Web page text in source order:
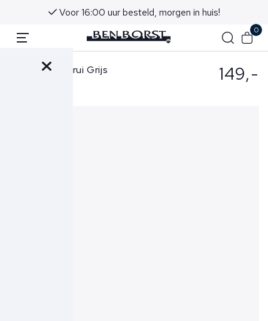
Voor 16:00 uur besteld, morgen in huis!
0
Gran Sasso Trui Grijs 149,-